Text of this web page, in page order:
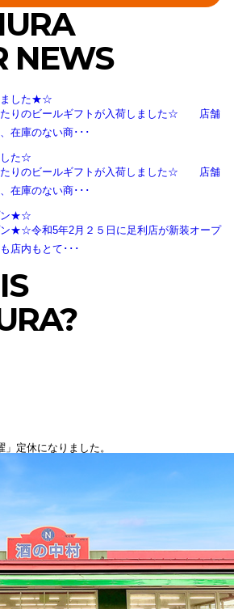
NEWS
ました★☆
たりのビールギフトが入荷しました☆ 店舗
在庫のない商･･･
した☆
たりのビールギフトが入荷しました☆ 店舗
在庫のない商･･･
ン★☆
令和5年2月２５日に足利店が新装オープ
店内もとて･･･
定休になりました。